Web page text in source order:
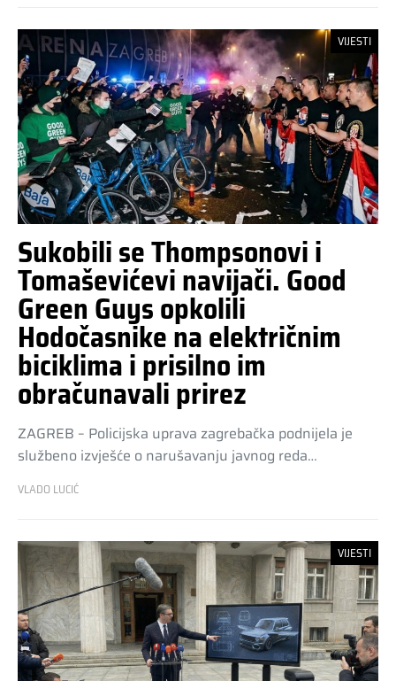
VIJESTI
Sukobili se Thompsonovi i
Tomaševićevi navijači. Good
Green Guys opkolili
Hodočasnike na električnim
biciklima i prisilno im
obračunavali prirez
ZAGREB – Policijska uprava zagrebačka podnijela je
službeno izvješće o narušavanju javnog reda…
VLADO LUCIĆ
VIJESTI